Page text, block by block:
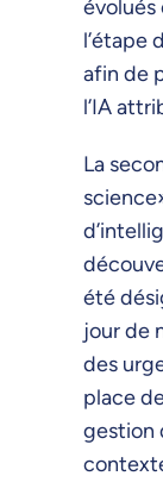
évolués
l’étape
afin de
l’IA
La
été
jour de
des
place
gestion